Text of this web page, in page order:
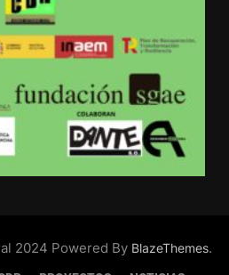
2024 Powered By BlazeThemes.